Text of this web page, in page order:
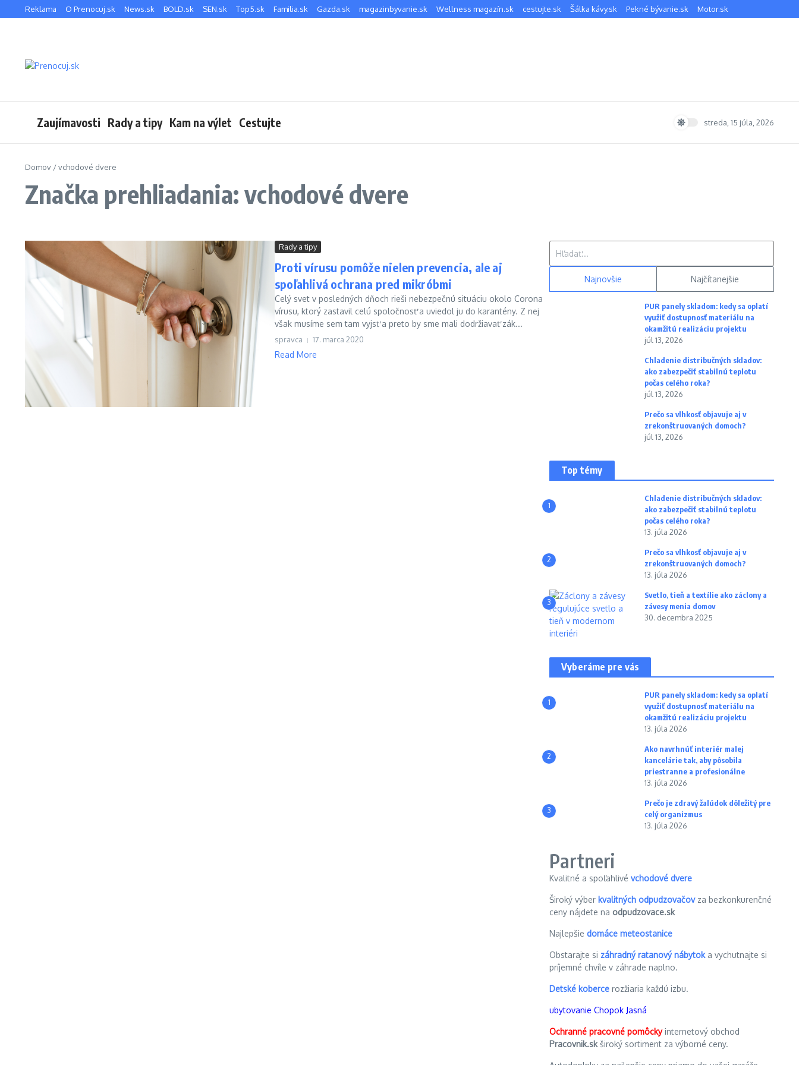
Preskočiť na obsah
Reklama O Prenocuj.sk News.sk BOLD.sk SEN.sk Top5.sk Familia.sk Gazda.sk magazinbyvanie.sk Wellness magazín.sk cestujte.sk Šálka kávy.sk Pekné bývanie.sk Motor.sk
Zaujímavosti Rady a tipy Kam na výlet Cestujte streda, 15 júla, 2026
Domov /vchodové dvere
Značka prehliadania: vchodové dvere
Rady a tipy
Proti vírusu pomôže nielen prevencia, ale aj
spoľahlivá ochrana pred mikróbmi
Celý svet v posledných dňoch rieši nebezpečnú situáciu okolo Corona
vírusu, ktorý zastavil celú spoločnosť a uviedol ju do karantény. Z nej
však musíme sem tam vyjsť a preto by sme mali dodržiavať zák...
spravca 17. marca 2020
Read More
Najnovšie Najčítanejšie
PUR panely skladom: kedy sa oplatí
využiť dostupnosť materiálu na
okamžitú realizáciu projektu
júl 13, 2026
Chladenie distribučných skladov:
ako zabezpečiť stabilnú teplotu
počas celého roka?
júl 13, 2026
Prečo sa vlhkosť objavuje aj v
zrekonštruovaných domoch?
júl 13, 2026
Top témy
1
Chladenie distribučných skladov:
ako zabezpečiť stabilnú teplotu
počas celého roka?
13. júla 2026
2
Prečo sa vlhkosť objavuje aj v
zrekonštruovaných domoch?
13. júla 2026
3
Svetlo, tieň a textílie ako záclony a
závesy menia domov
30. decembra 2025
Vyberáme pre vás
1
PUR panely skladom: kedy sa oplatí
využiť dostupnosť materiálu na
okamžitú realizáciu projektu
13. júla 2026
2
Ako navrhnúť interiér malej
kancelárie tak, aby pôsobila
priestranne a profesionálne
13. júla 2026
3
Prečo je zdravý žalúdok dôležitý pre
celý organizmus
13. júla 2026
Partneri
Kvalitné a spoľahlivé vchodové dvere
Široký výber kvalitných odpudzovačovza bezkonkurenčné
ceny nájdete na odpudzovace.sk
Najlepšie domáce meteostanice
Obstarajte si záhradný ratanový nábytoka vychutnajte si
príjemné chvíle v záhrade naplno.
Detské koberce rozžiaria každú izbu.
ubytovanie Chopok Jasná
Ochranné pracovné pomôckyinternetový obchod
Pracovnik.skširoký sortiment za výborné ceny.